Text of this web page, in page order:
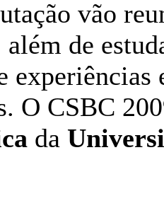
vão
de
O CSBC
da